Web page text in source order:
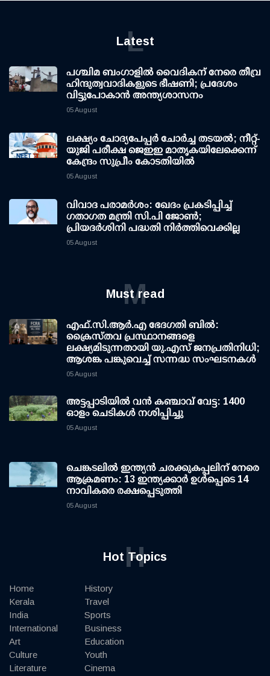
Latest
L
പശ്ചിമ ബംഗാളിൽ വൈദികന് നേരെ തീവ്ര
ഹിന്ദുത്വവാദികളുടെ ഭീഷണി; പ്രദേശം
വിട്ടുപോകാൻ അന്ത്യശാസനം
05 August
ലക്ഷ്യം ചോദ്യപേപ്പര്‍ ചോര്‍ച്ച തടയല്‍; നീറ്റ്-
യുജി പരീക്ഷ ജെഇഇ മാതൃകയിലേക്കെന്ന്
കേന്ദ്രം സുപ്രീം കോടതിയില്‍
05 August
വിവാദ പരാമര്‍ശം: ഖേദം പ്രകടിപ്പിച്ച്
ഗതാഗത മന്ത്രി സി.പി ജോണ്‍;
പ്രിയദര്‍ശിനി പദ്ധതി നിര്‍ത്തിവെക്കില്ല
05 August
Must read
M
എഫ്.സി.ആര്‍.എ ഭേദഗതി ബില്‍:
ക്രൈസ്തവ പ്രസ്ഥാനങ്ങളെ
ലക്ഷ്യമിടുന്നതായി യു.എസ് ജനപ്രതിനിധി;
ആശങ്ക പങ്കുവെച്ച് സന്നദ്ധ സംഘടനകള്‍
05 August
അട്ടപ്പാടിയില്‍ വന്‍ കഞ്ചാവ് വേട്ട: 1400
ഓളം ചെടികള്‍ നശിപ്പിച്ചു
05 August
ചെങ്കടലില്‍ ഇന്ത്യന്‍ ചരക്കുകപ്പലിന് നേരെ
ആക്രമണം: 13 ഇന്ത്യക്കാര്‍ ഉള്‍പ്പെടെ 14
നാവികരെ രക്ഷപ്പെടുത്തി
05 August
Hot Topics
H
Home
Kerala
India
International
Art
Culture
Literature
History
Travel
Sports
Business
Education
Youth
Cinema